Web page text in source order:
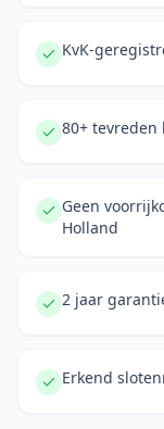
KvK-
80+
Geen
Holland
2 jaar
Erkend